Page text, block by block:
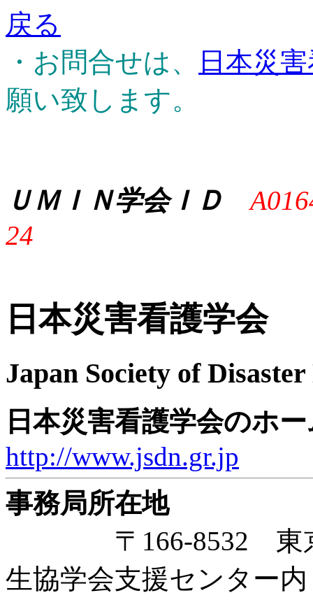
戻る
・お問合せは、
日本災
願い致します。
ＵＭＩＮ学会ＩＤ
24
日本災害看護学会
Japan Society of
日本災害看護学会のホ
http://www.jsdn.gr.jp
事務局所在地
〒166-8532 東京
生協学会支援センター